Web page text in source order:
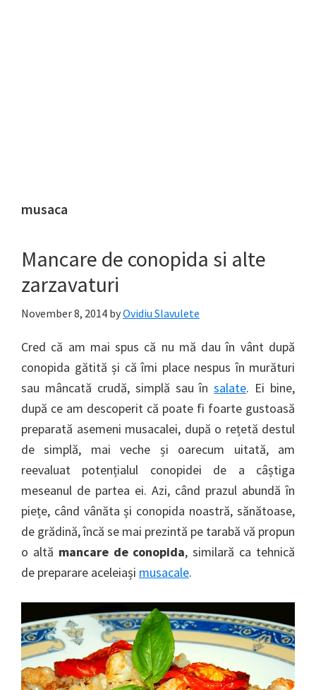
musaca
Mancare de conopida si alte
zarzavaturi
November 8, 2014 byOvidiu Slavulete
Cred că am mai spus că nu mă dau în vânt după
conopida gătită și că îmi place nespus în murături
sau mâncată crudă, simplă sau însalate. Ei bine,
după ce am descoperit că poate fi foarte gustoasă
preparată asemeni musacalei, după o rețetă destul
de simplă, mai veche și oarecum uitată, am
reevaluat potențialul conopidei de a câștiga
meseanul de partea ei. Azi, când prazul abundă în
piețe, când vânăta și conopida noastră, sănătoase,
de grădină, încă se mai prezintă pe tarabă vă propun
o altă mancare de conopida, similară ca tehnică
de preparare aceleiași musacale.